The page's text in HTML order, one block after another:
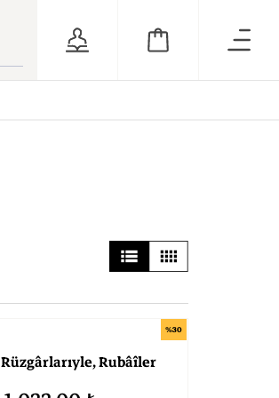
(Ciltli-Sert Kapak): Kendi Gök Kubbemiz, Eski Şiirin Rüzgârlarıyle, Rubâîler ve Hayyam Rubâîlerini Türkçe Söyleyiş
Sergicilik Tarihi
%30
Rüzgârlarıyle,Rubâîler